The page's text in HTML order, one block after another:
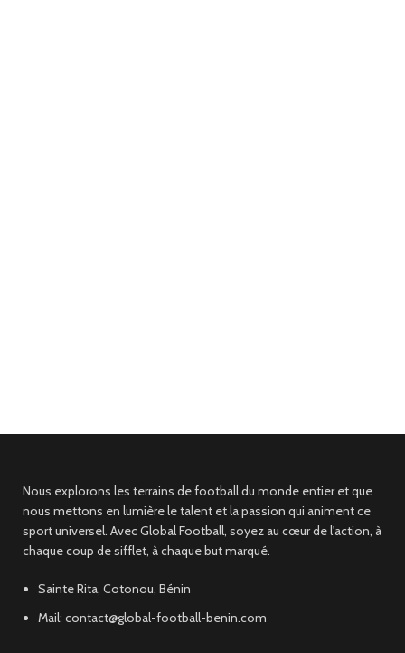
Nous explorons les terrains de football du monde entier et que
nous mettons en lumière le talent et la passion qui animent ce
sport universel. Avec Global Football, soyez au cœur de l'action, à
chaque coup de sifflet, à chaque but marqué.
Sainte Rita, Cotonou, Bénin
Mail: contact@global-football-benin.com